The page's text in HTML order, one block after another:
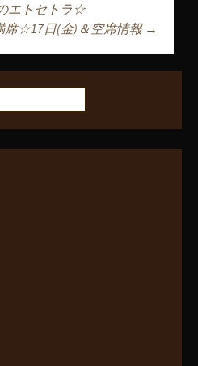
ゲーショ
エトセトラ☆
席☆17日(金)＆空席情報 →